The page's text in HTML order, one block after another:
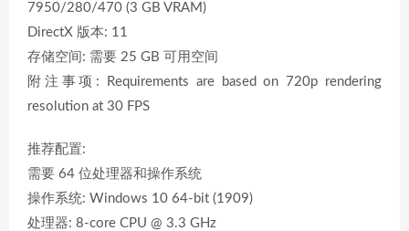
7950/280/470 (3 GB VRAM)
DirectX 版本: 11
存储空间: 需要 25 GB 可用空间
附注事项: Requirements are based on 720p rendering
resolution at 30 FPS
推荐配置:
需要 64 位处理器和操作系统
操作系统: Windows 10 64-bit (1909)
处理器: 8-core CPU @ 3.3 GHz